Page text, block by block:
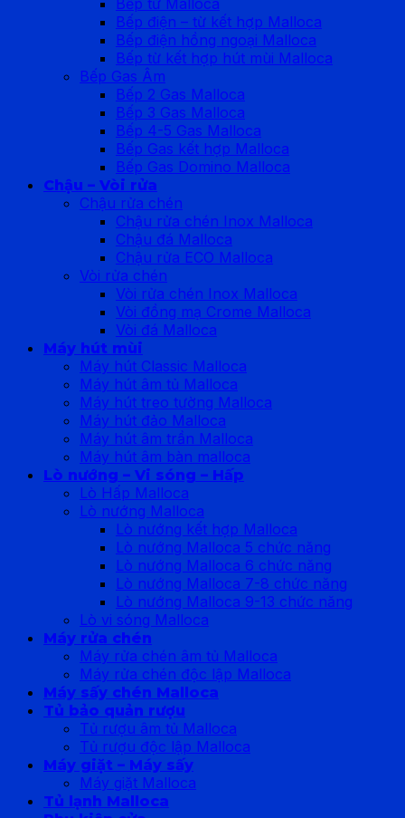
Bếp từ Malloca
Bếp điện – từ kết hợp Malloca
Bếp điện hồng ngoại Malloca
Bếp từ kết hợp hút mùi Malloca
Bếp Gas Âm
Bếp 2 Gas Malloca
Bếp 3 Gas Malloca
Bếp 4-5 Gas Malloca
Bếp Gas kết hợp Malloca
Bếp Gas Domino Malloca
Chậu – Vòi rửa
Chậu rửa chén
Chậu rửa chén Inox Malloca
Chậu đá Malloca
Chậu rửa ECO Malloca
Vòi rửa chén
Vòi rửa chén Inox Malloca
Vòi đồng mạ Crome Malloca
Vòi đá Malloca
Máy hút mùi
Máy hút Classic Malloca
Máy hút âm tủ Malloca
Máy hút treo tường Malloca
Máy hút đảo Malloca
Máy hút âm trần Malloca
Máy hút âm bàn malloca
Lò nướng – Vi sóng – Hấp
Lò Hấp Malloca
Lò nướng Malloca
Lò nướng kết hợp Malloca
Lò nướng Malloca 5 chức năng
Lò nướng Malloca 6 chức năng
Lò nướng Malloca 7-8 chức năng
Lò nướng Malloca 9-13 chức năng
Lò vi sóng Malloca
Máy rửa chén
Máy rửa chén âm tủ Malloca
Máy rửa chén độc lập Malloca
Máy sấy chén Malloca
Tủ bảo quản rượu
Tủ rượu âm tủ Malloca
Tủ rượu độc lập Malloca
Máy giặt – Máy sấy
Máy giặt Malloca
Tủ lạnh Malloca